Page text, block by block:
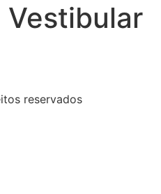
reservados